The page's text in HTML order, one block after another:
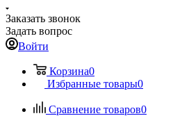
Заказать звонок
Задать вопрос
Войти
Корзина0
Избранные товары0
Сравнение товаров0